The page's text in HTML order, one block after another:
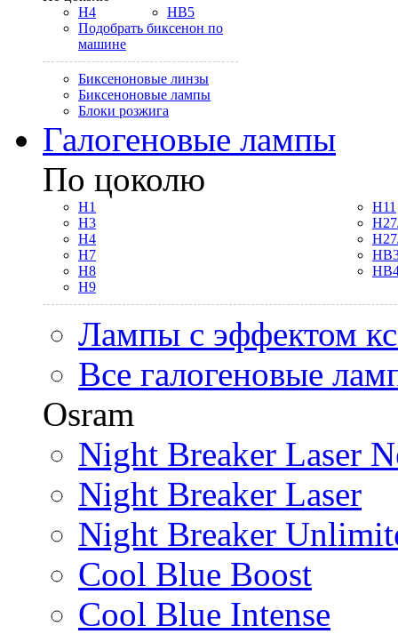
H4
HB5
Подобрать биксенон по
машине
Биксеноновые линзы
Биксеноновые лампы
Блоки розжига
Галогеновые лампы
По цоколю
H1
H3
H4
H7
H8
H9
H11
Лампы с эффектом
Все галогеновые
Osram
Night Breaker Laser
Night Breaker Laser
Night Breaker
Cool Blue Boost
Cool Blue Intense